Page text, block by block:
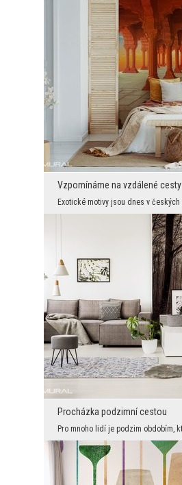
Vzpomínáme na vzdálené cesty
Procházka podzimní cestou